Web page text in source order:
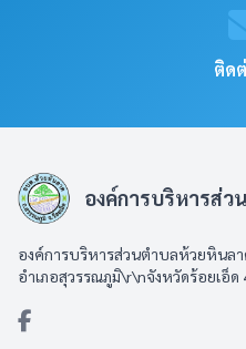
ติด
องค์การบริหารส่
องค์การบริหารส่วนตำบลห้วยหินล
อำเภอสุวรรณภูมิ\r\nจังหวัดร้อยเอ็